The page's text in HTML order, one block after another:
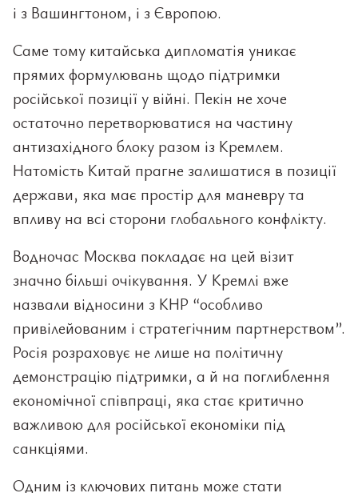
і з Вашингтоном, і з Європою.
Саме тому китайська дипломатія уникає
прямих формулювань щодо підтримки
російської позиції у війні. Пекін не хоче
остаточно перетворюватися на частину
антизахідного блоку разом із Кремлем.
Натомість Китай прагне залишатися в позиції
держави, яка має простір для маневру та
впливу на всі сторони глобального конфлікту.
Водночас Москва покладає на цей візит
значно більші очікування. У Кремлі вже
назвали відносини з КНР “особливо
привілейованим і стратегічним партнерством”.
Росія розраховує не лише на політичну
демонстрацію підтримки, а й на поглиблення
економічної співпраці, яка стає критично
важливою для російської економіки під
санкціями.
Одним із ключових питань може стати